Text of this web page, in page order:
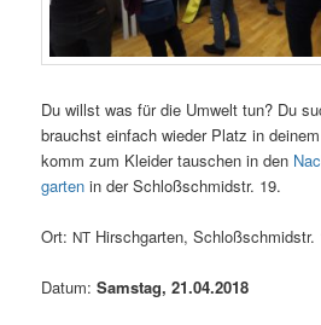
Du willst was für die Umwelt tun? Du
brauchst ein­fach wie­der Platz in
komm zum Klei­der tau­schen in den
gar­ten in der Schloß­schmid­str. 19.
Ort:NT Hirsch­gar­ten, Schloß­schmid­str.
Datum:Sams­tag, 21.04.2018